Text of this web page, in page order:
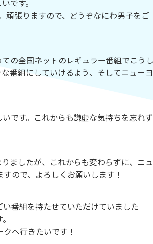
です。
頑張りますので、どうぞなにわ男子をご
の全国ネットのレギュラー番組でこうし
番組にしていけるよう、そしてニューヨ
です。これからも謙虚な気持ちを忘れず
ましたが、これからも変わらずに、ニュ
ので、よろしくお願いします！
番組を持たせていただけていました
へ行きたいです！